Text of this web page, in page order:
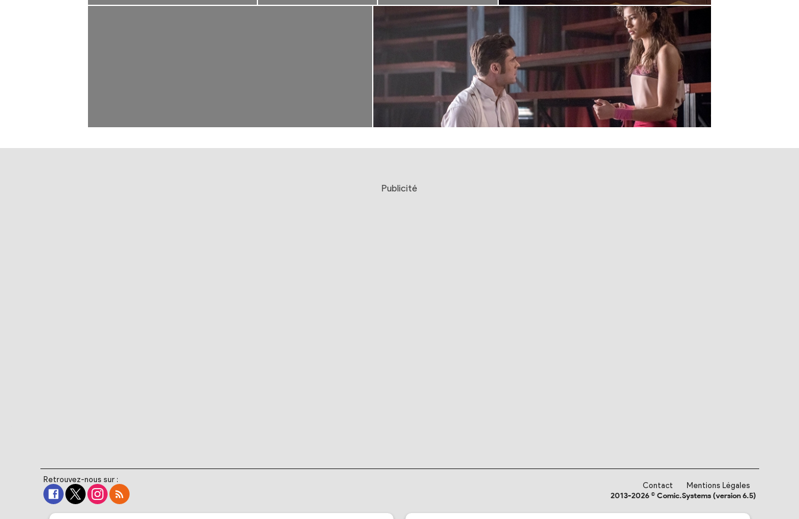
Publicité
Retrouvez-nous sur :
Contact
Mentions Légales
2013-2026 © Comic.Systems (version 6.5)